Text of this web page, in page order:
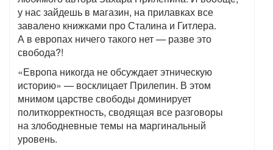
у нас зайдешь в магазин, на прилавках все
завалено книжками про Сталина и Гитлера.
А в европах ничего такого нет — разве это
свобода?!
«Европа никогда не обсуждает этническую
историю» — восклицает Прилепин. В этом
мнимом царстве свободы доминирует
политкорректность, сводящая все разговоры
на злободневные темы на маргинальный
уровень.